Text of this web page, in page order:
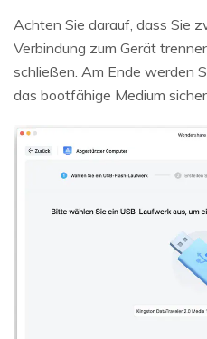
Achten Sie darauf, dass Sie
Verbindung zum Gerät
schließen. Am Ende werden
das bootfähige Medium